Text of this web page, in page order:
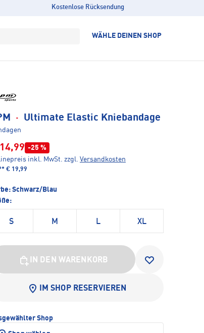
Kostenlose Rücksendung
WÄHLE DEINEN SHOP
· Ultimate Elastic Kniebandage
-25 %
inkl. MwSt. zzgl. Versandkosten
€ 19,99
Schwarz/Blau
S M L XL
IN DEN WARENKORB
IM SHOP RESERVIEREN
Shop